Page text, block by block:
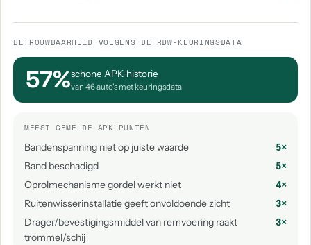
BETROUWBAARHEID VOLGENS DE RDW-KEURINGSDATA
57%schone APK‑historie
van 46 auto's met keuringsdata
MEEST GEMELDE APK-PUNTEN
Bandenspanning niet op juiste waarde
5×
Band beschadigd
5×
Oprolmechanisme gordel werkt niet
4×
Ruitenwisserinstallatie geeft onvoldoende zicht
3×
Drager/bevestigingsmiddel van remvoering raakt
trommel/schij
3×